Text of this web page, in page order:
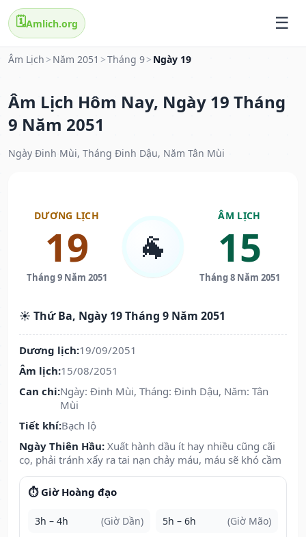
🗓️Amlich.org
Âm Lịch > Năm 2051 >Tháng 9> Ngày 19
Âm Lịch Hôm Nay, Ngày 19 Tháng
9 Năm 2051
Ngày Đinh Mùi, Tháng Đinh Dậu, Năm Tân Mùi
DƯƠNG LỊCH
19
Tháng 9 Năm 2051
🐐
ÂM LỊCH
15
Tháng 8 Năm 2051
☀️ Thứ Ba, Ngày 19 Tháng 9 Năm 2051
Dương lịch:19/09/2051
Âm lịch:15/08/2051
Can chi:Ngày: Đinh Mùi, Tháng: Đinh Dậu, Năm: Tân
Mùi
Tiết khí:Bạch lộ
Ngày Thiên Hầu: Xuất hành dầu ít hay nhiều cũng cãi
cọ, phải tránh xẩy ra tai nạn chảy máu, máu sẽ khó cầm
⏱️ Giờ Hoàng đạo
3h – 4h (Giờ Dần) 5h – 6h (Giờ Mão)